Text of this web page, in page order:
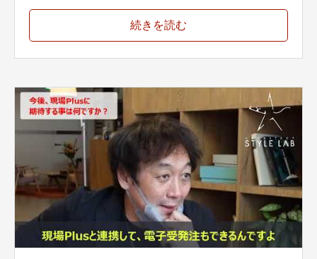
続きを読む